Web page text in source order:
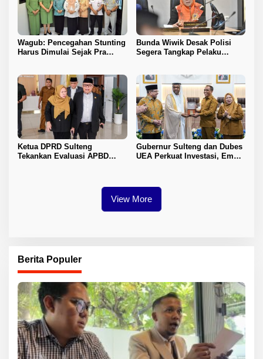
Wagub: Pencegahan Stunting
Harus Dimulai Sejak Pra
Bunda Wiwik Desak Polisi
Segera Tangkap Pelaku
Ketua DPRD Sulteng
Tekankan Evaluasi APBD
Gubernur Sulteng dan Dubes
UEA Perkuat Investasi, Empat
View More
Berita Populer